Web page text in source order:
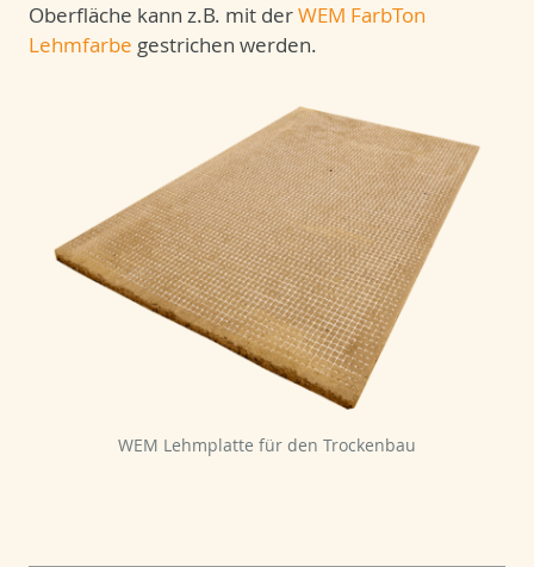
Oberfläche kann z.B. mit derWEM FarbTon
Lehmfarbe gestrichen werden.
WEM Lehmplatte für den Trockenbau